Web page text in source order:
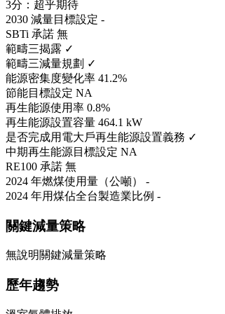
3分：超乎期待
2030 減量目標設定 -
SBTi 承諾 無
範疇三揭露 ✓
範疇三減量規劃 ✓
能源密集度變化率 41.2%
節能目標設定 NA
再生能源使用率 0.8%
再生能源設置容量 464.1 kW
是否完成用電大戶再生能源設置義務 ✓
中期再生能源目標設定 NA
RE100 承諾 無
2024 年燃煤使用量（公噸） -
2024 年用煤佔全台製造業比例 -
關鍵減量策略
無說明關鍵減量策略
歷年趨勢